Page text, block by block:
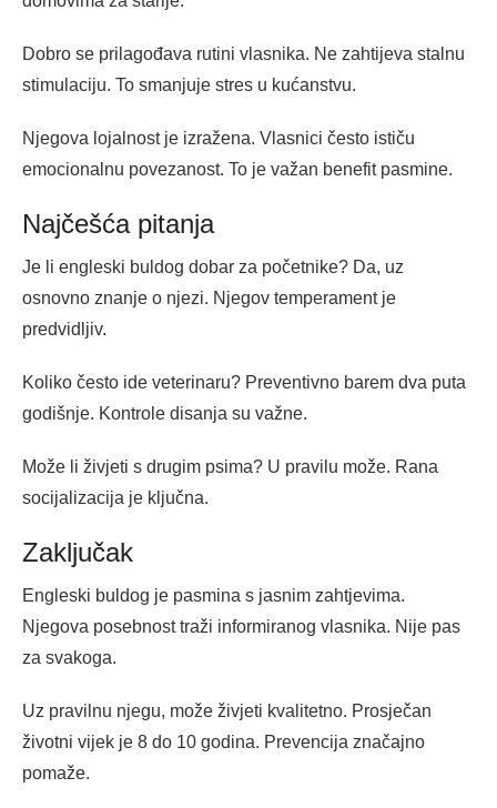
Dobro se prilagođava rutini vlasnika. Ne zahtijeva stalnu
stimulaciju. To smanjuje stres u kućanstvu.
Njegova lojalnost je izražena. Vlasnici često ističu
emocionalnu povezanost. To je važan benefit pasmine.
Najčešća pitanja
Je li engleski buldog dobar za početnike? Da, uz
osnovno znanje o njezi. Njegov temperament je
predvidljiv.
Koliko često ide veterinaru? Preventivno barem dva puta
godišnje. Kontrole disanja su važne.
Može li živjeti s drugim psima? U pravilu može. Rana
socijalizacija je ključna.
Zaključak
Engleski buldog je pasmina s jasnim zahtjevima.
Njegova posebnost traži informiranog vlasnika. Nije pas
za svakoga.
Uz pravilnu njegu, može živjeti kvalitetno. Prosječan
životni vijek je 8 do 10 godina. Prevencija značajno
pomaže.